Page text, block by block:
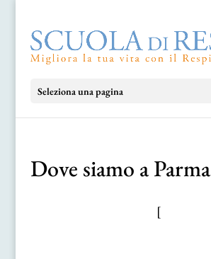
Seleziona una pagina
Dove siamo a Parma
[